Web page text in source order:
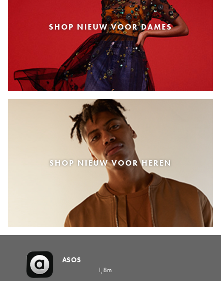
SHOP NIEUW VOOR DAMES
SHOP NIEUW VOOR HEREN
ASOS
1,8m